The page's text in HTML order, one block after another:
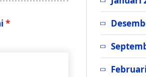
*